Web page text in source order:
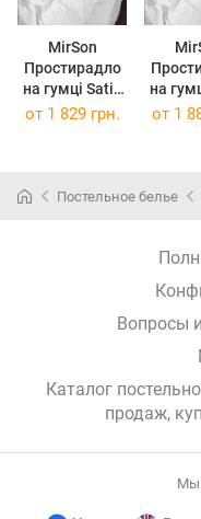
MirSon
Простирадло
на гумці Satin
Premium 00-
на гумці
от 1 829 грн. от 1
Постельное белье
Вопросы
Каталог
продаж,
Мы